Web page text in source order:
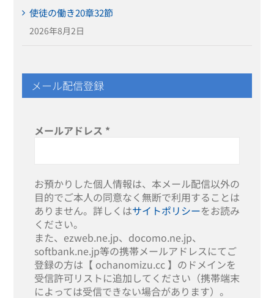
使徒の働き20章32節
2026年8月2日
メール配信登録
メールアドレス *
お預かりした個人情報は、本メール配信以外の
目的でご本人の同意なく無断で利用することは
ありません。詳しくはサイトポリシーをお読み
ください。
また、ezweb.ne.jp、docomo.ne.jp、
softbank.ne.jp等の携帯メールアドレスにてご
登録の方は【 ochanomizu.cc 】のドメインを
受信許可リストに追加してください（携帯端末
によっては受信できない場合があります）。